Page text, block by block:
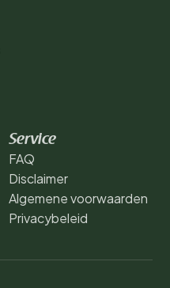
Service
FAQ
Disclaimer
Algemene voorwaarden
Privacybeleid